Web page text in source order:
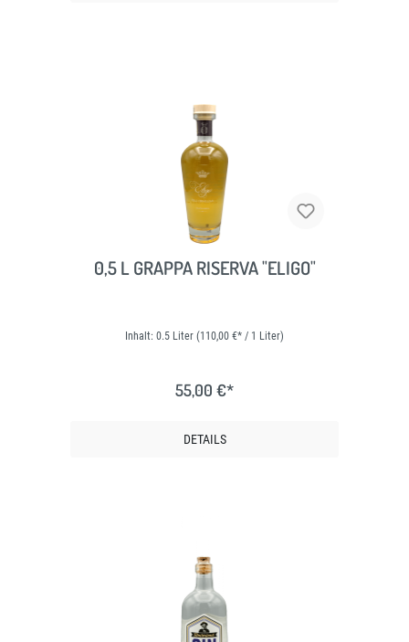
0,5 L GRAPPA RISERVA "ELIGO"
Inhalt: 0.5 Liter (110,00 €* / 1 Liter)
55,00 €*
DETAILS